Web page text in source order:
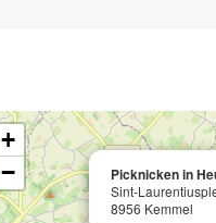
Picknicken in
Sint-
8956 Kemmel
+
−